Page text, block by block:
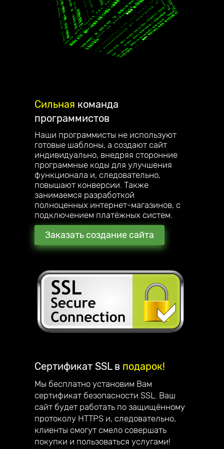
Сильная команда
программистов
Наши программисты не используют
готовые шаблоны, а создают сайт
индивидуально, внедряя сторонние
программные коды для улучшения
функционала и, следовательно,
повышают конверсии. Также
занимаемся разработкой
полноценных интернет-магазинов, с
подключением платёжных систем.
Заказать создание сайта
Сертификат SSL в подарок!
Мы бесплатно установим Вам
сертификат безопасности SSL. Ваш
сайт будет работать по защищённому
протоколу HTTPS и, следовательно,
клиенты смогут смело совершать
покупки и пользоваться услугами!